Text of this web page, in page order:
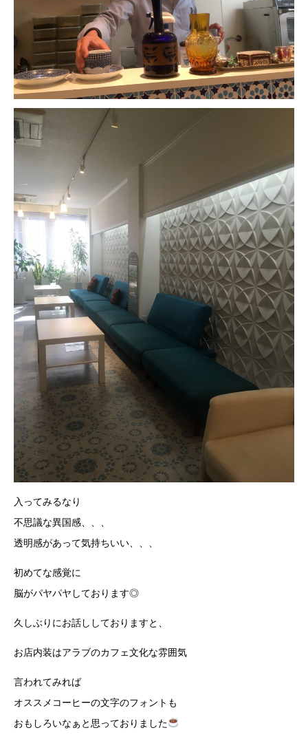
入ってみるなり
不思議な異国感、、、
透明感があって気持ちいい、、、
初めてな感覚に
脳がパヤパヤしております◎
久しぶりにお話ししておりますと、
お店内装はアラブのカフェ文化な雰囲気
言われてみれば
オススメコーヒーの文字のフォントも
おもしろいなぁと思っておりました